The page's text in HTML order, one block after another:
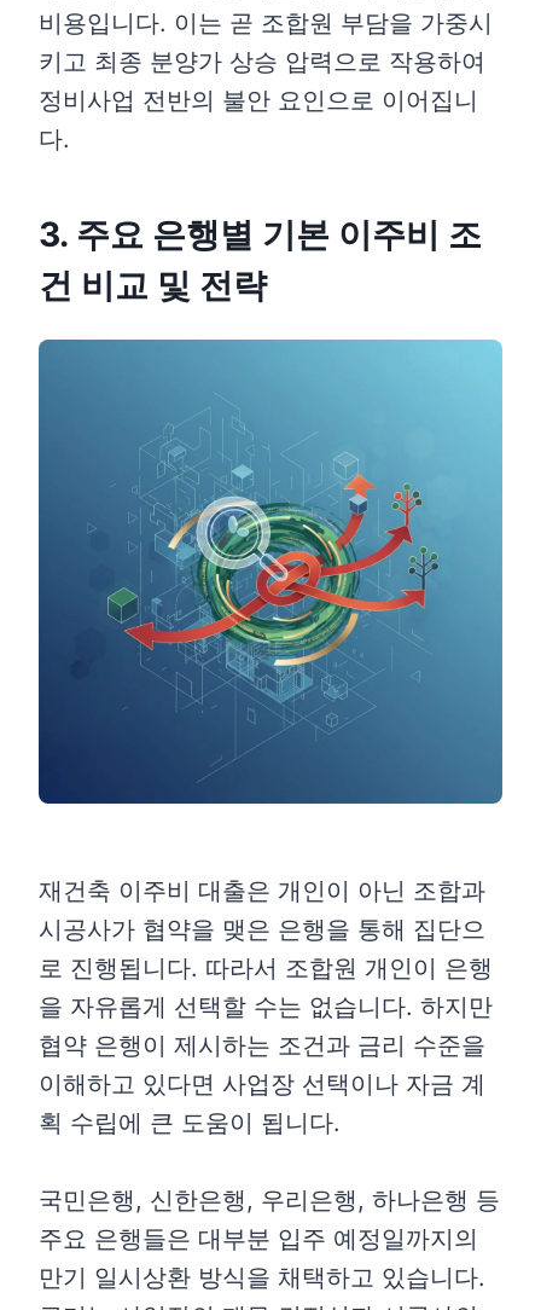
비용입니다. 이는 곧 조합원 부담을 가중시
키고 최종 분양가 상승 압력으로 작용하여
정비사업 전반의 불안 요인으로 이어집니
다.
3. 주요 은행별 기본 이주비 조
건 비교 및 전략
재건축 이주비 대출은 개인이 아닌 조합과
시공사가 협약을 맺은 은행을 통해 집단으
로 진행됩니다. 따라서 조합원 개인이 은행
을 자유롭게 선택할 수는 없습니다. 하지만
협약 은행이 제시하는 조건과 금리 수준을
이해하고 있다면 사업장 선택이나 자금 계
획 수립에 큰 도움이 됩니다.
국민은행, 신한은행, 우리은행, 하나은행 등
주요 은행들은 대부분 입주 예정일까지의
만기 일시상환 방식을 채택하고 있습니다.